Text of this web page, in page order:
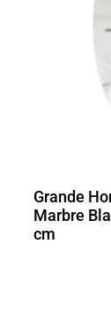
Grande
Marbre
cm